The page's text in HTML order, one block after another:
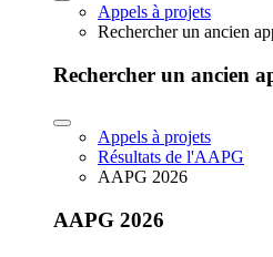
Appels à projets
Rechercher un ancien
Rechercher un ancien
Appels à projets
Résultats de l'AAPG
AAPG 2026
AAPG 2026